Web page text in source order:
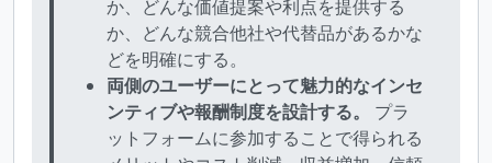
か、どんな価値提案や利点を提供する
か、どんな競合他社や代替品があるかな
どを明確にする。
両側のユーザーにとって魅力的なインセ
ンティブや報酬制度を設計する。
プラ
ットフォームに参加することで得られる